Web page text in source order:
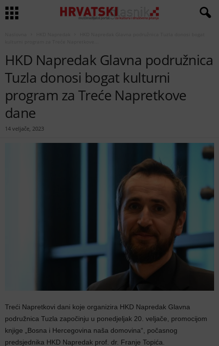
HKD Napredak Glavna podružnica
Tuzla donosi bogat kulturni
program za Treće Napretkove
dane
14 veljače, 2023
Treći Napretkovi dani koje organizira HKD Napredak Glavna
podružnica Tuzla započinju u ponedjeljak 20. veljače, promocijom
knjige „Bosna i Hercegovina naša domovina“, počasnog
predsjednika HKD Napredak prof. dr. Franje Topića.